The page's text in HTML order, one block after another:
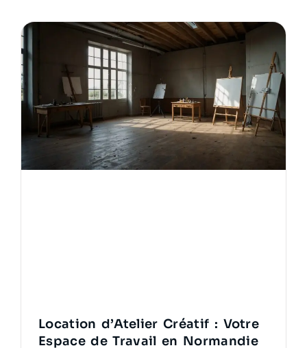
Location d’Atelier Créatif : Votre
Espace de Travail en Normandie